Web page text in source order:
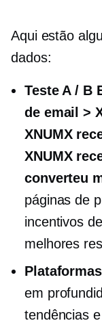
Aqui estão
dados:
Teste A / B
de email >
XNUMX
XNUMX
converteu
páginas de
incentivos
melhores
em
tendências